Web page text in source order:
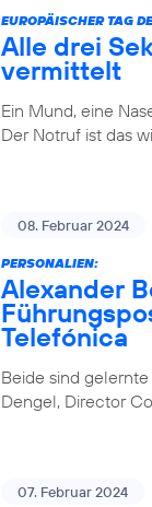
EUROPÄISCHER TAG
Alle drei
vermittelt
Ein Mund, eine
Der Notruf ist das
08. Februar 2024
PERSONALIEN:
Alexander
Telefónica
Beide sind
Dengel, Director
07. Februar 2024